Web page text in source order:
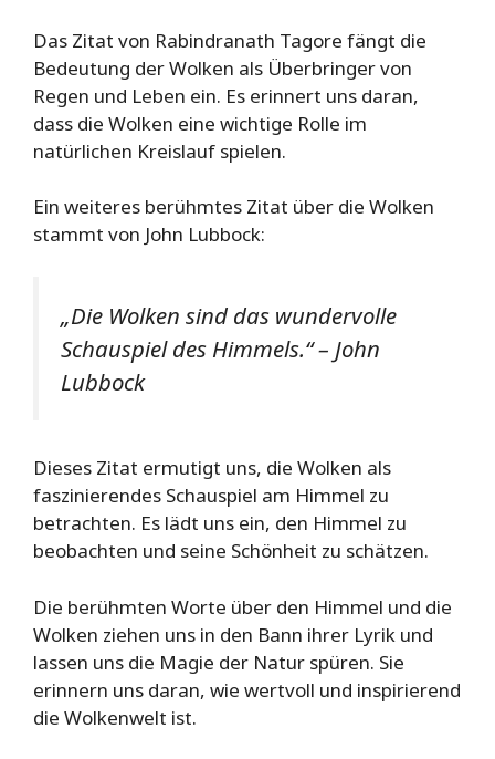
Das Zitat von Rabindranath Tagore fängt die
Bedeutung der Wolken als Überbringer von
Regen und Leben ein. Es erinnert uns daran,
dass die Wolken eine wichtige Rolle im
natürlichen Kreislauf spielen.
Ein weiteres berühmtes Zitat über die Wolken
stammt von John Lubbock:
„Die Wolken sind das wundervolle
Schauspiel des Himmels.“ – John
Lubbock
Dieses Zitat ermutigt uns, die Wolken als
faszinierendes Schauspiel am Himmel zu
betrachten. Es lädt uns ein, den Himmel zu
beobachten und seine Schönheit zu schätzen.
Die berühmten Worte über den Himmel und die
Wolken ziehen uns in den Bann ihrer Lyrik und
lassen uns die Magie der Natur spüren. Sie
erinnern uns daran, wie wertvoll und inspirierend
die Wolkenwelt ist.